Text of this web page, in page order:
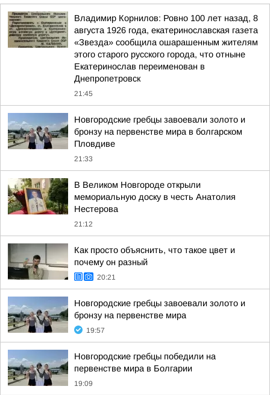
Владимир Корнилов: Ровно 100 лет назад, 8
августа 1926 года, екатеринославская газета
«Звезда» сообщила ошарашенным жителям
этого старого русского города, что отныне
Екатеринослав переименован в
Днепропетровск
21:45
Новгородские гребцы завоевали золото и
бронзу на первенстве мира в болгарском
Пловдиве
21:33
В Великом Новгороде открыли
мемориальную доску в честь Анатолия
Нестерова
21:12
Как просто объяснить, что такое цвет и
почему он разный
20:21
Новгородские гребцы завоевали золото и
бронзу на первенстве мира
19:57
Новгородские гребцы победили на
первенстве мира в Болгарии
19:09